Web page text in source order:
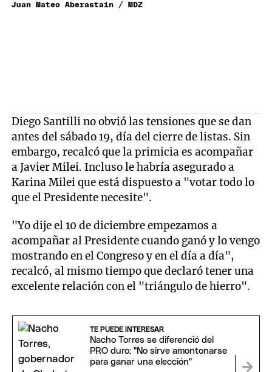
Juan Mateo Aberastain / MDZ
Diego Santilli no obvió las tensiones que se dan
antes del sábado 19, día del cierre de listas. Sin
embargo, recalcó que la primicia es acompañar
a Javier Milei. Incluso le habría asegurado a
Karina Milei que está dispuesto a "votar todo lo
que el Presidente necesite".
"Yo dije el 10 de diciembre empezamos a
acompañar al Presidente cuando ganó y lo vengo
mostrando en el Congreso y en el día a día",
recalcó, al mismo tiempo que declaró tener una
excelente relación con el "triángulo de hierro".
TE PUEDE INTERESAR
Nacho Torres se diferenció del
PRO duro: "No sirve amontonarse
para ganar una elección"